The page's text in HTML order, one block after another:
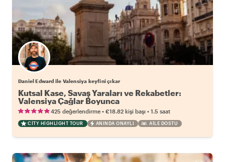
Daniel Edward ile Valensiya keyfini çıkar
Kutsal Kase, Savaş Yaraları ve Rekabetler:
Valensiya Çağlar Boyunca
425 değerlendirme • €18.82 kişi başı • 1.5 saat
CITY HIGHLIGHT TOUR ANINDA ONAYLI AILE DOSTU